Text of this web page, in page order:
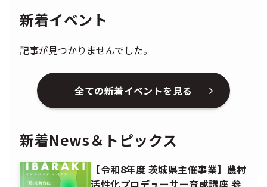
新着イベント
記事が見つかりませんでした。
全ての新着イベントを見る
新着News＆トピックス
【令和8年度 茨城県主催事業】農村
活性化プロデューサー育成講座 参